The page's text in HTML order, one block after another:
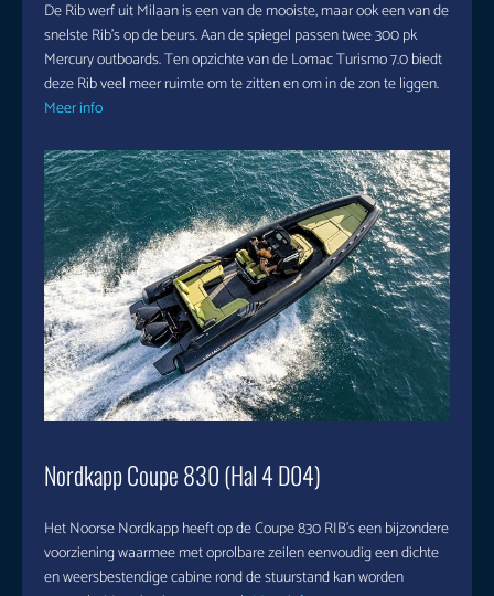
De Rib werf uit Milaan is een van de mooiste, maar ook een van de
snelste Rib’s op de beurs. Aan de spiegel passen twee 300 pk
Mercury outboards. Ten opzichte van de Lomac Turismo 7.0 biedt
deze Rib veel meer ruimte om te zitten en om in de zon te liggen.
Meer info
Nordkapp Coupe 830 (Hal 4 D04)
Het Noorse Nordkapp heeft op de Coupe 830 RIB’s een bijzondere
voorziening waarmee met oprolbare zeilen eenvoudig een dichte
en weersbestendige cabine rond de stuurstand kan worden